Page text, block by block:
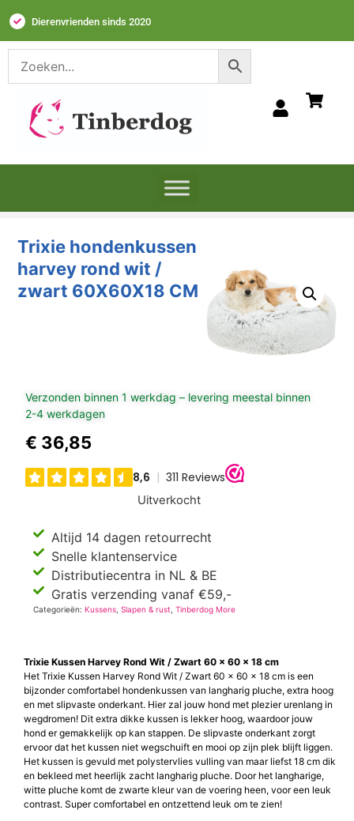
Dierenvrienden sinds 2020
Trixie hondenkussen
harvey rond wit /
zwart 60X60X18 CM
Verzonden binnen 1 werkdag – levering meestal binnen
2-4 werkdagen
€ 36,85
Uitverkocht
Altijd 14 dagen retourrecht
Snelle klantenservice
Distributiecentra in NL & BE
Gratis verzending vanaf €59,-
Categorieën:Kussens ,Slapen & rust ,Tinberdog More
Trixie Kussen Harvey Rond Wit / Zwart 60 x 60 x 18 cm
Het Trixie Kussen Harvey Rond Wit / Zwart 60 x 60 x 18 cm is een
bijzonder comfortabel hondenkussen van langharig pluche, extra hoog
en met slipvaste onderkant. Hier zal jouw hond met plezier urenlang in
wegdromen! Dit extra dikke kussen is lekker hoog, waardoor jouw
hond er gemakkelijk op kan stappen. De slipvaste onderkant zorgt
ervoor dat het kussen niet wegschuift en mooi op zijn plek blijft liggen.
Het kussen is gevuld met polystervlies vulling van maar liefst 18 cm dik
en bekleed met heerlijk zacht langharig pluche. Door het langharige,
witte pluche komt de zwarte kleur van de voering heen, voor een leuk
contrast. Super comfortabel en ontzettend leuk om te zien!